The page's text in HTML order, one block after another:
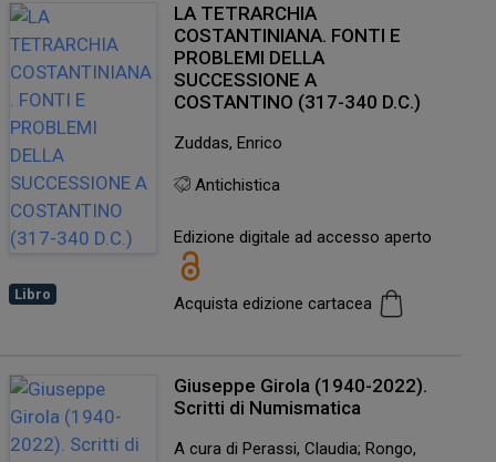
Libro
LA TETRARCHIA
COSTANTINIANA. FONTI E
PROBLEMI DELLA
SUCCESSIONE A
COSTANTINO (317-340 D.C.)
Zuddas, Enrico
Antichistica
Edizione digitale ad accesso aperto
Acquista edizione cartacea
Giuseppe Girola (1940-2022).
Scritti di Numismatica
A cura di Perassi, Claudia; Rongo,